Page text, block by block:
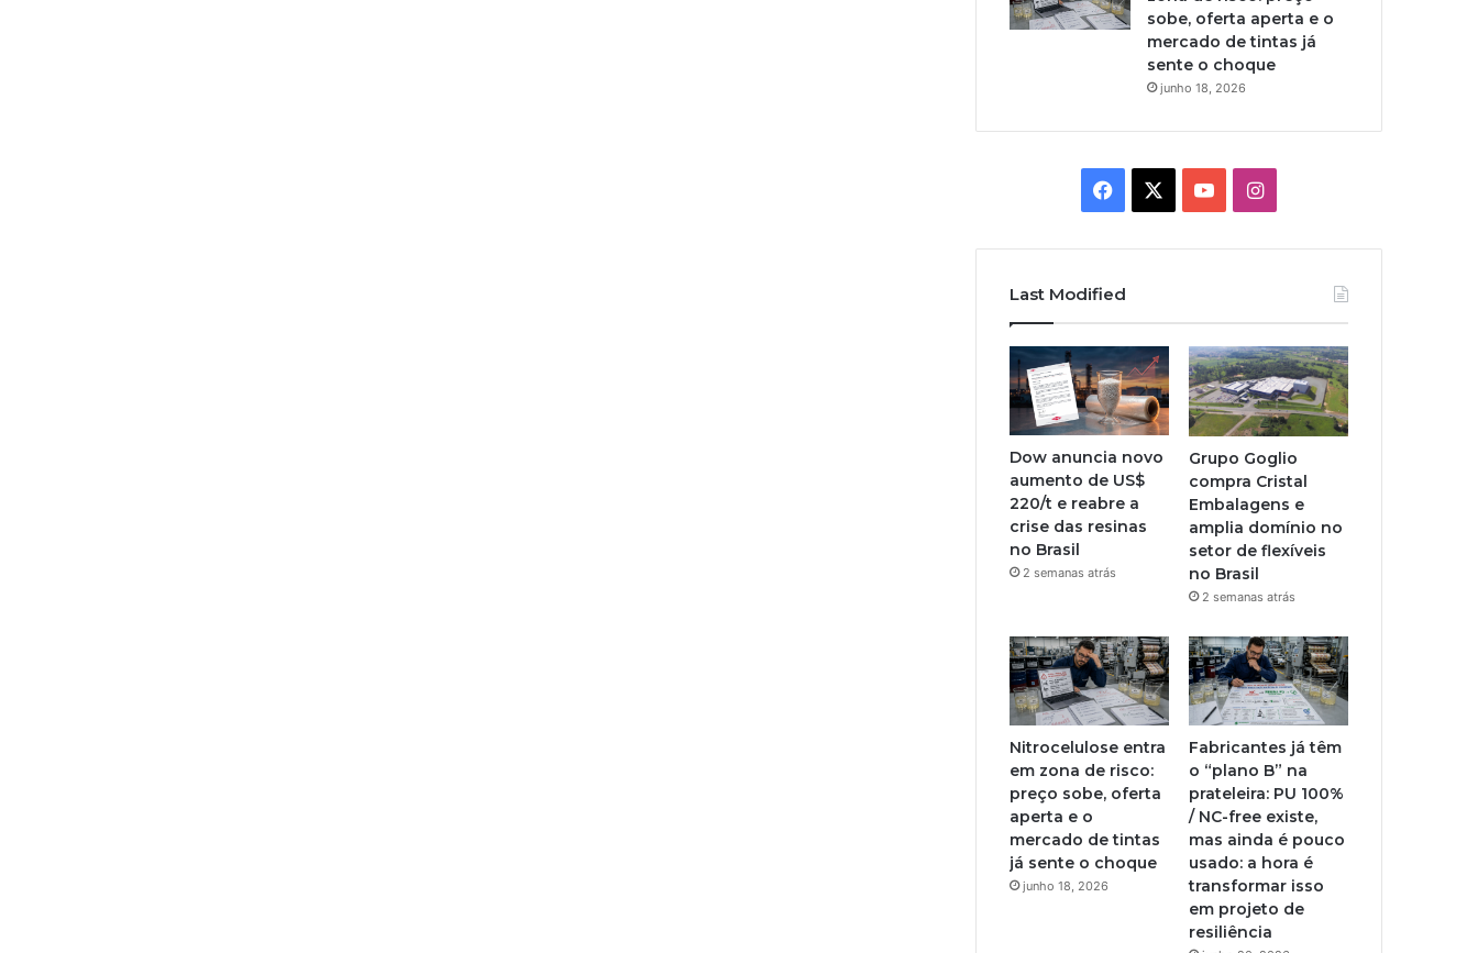
sobe, oferta aperta e o
mercado de tintas já
sente o choque
junho 18, 2026
Facebook YouTubeInstagram
Last Modified
Dow anuncia novo
aumento de US$
220/t e reabre a
crise das resinas
no Brasil
2 semanas atrás
Grupo Goglio
compra Cristal
Embalagens e
amplia domínio no
setor de flexíveis
no Brasil
2 semanas atrás
Nitrocelulose entra
em zona de risco:
preço sobe, oferta
aperta e o
mercado de tintas
já sente o choque
junho 18, 2026
Fabricantes já têm
o “plano B” na
prateleira: PU 100%
/ NC-free existe,
mas ainda é pouco
usado: a hora é
transformar isso
em projeto de
resiliência